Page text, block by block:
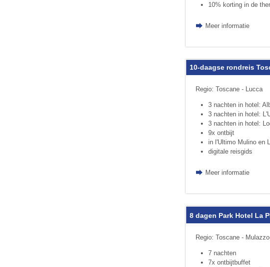
10% korting in de
Meer informatie
10-daagse rondreis
Regio: Toscane - Lucca
3 nachten in hotel:
3 nachten in hotel:
3 nachten in hotel:
9x ontbijt
in l'Ultimo Mulino en
digitale reisgids
Meer informatie
8 dagen Park Hotel La
Regio: Toscane -
7 nachten
7x ontbijtbuffet